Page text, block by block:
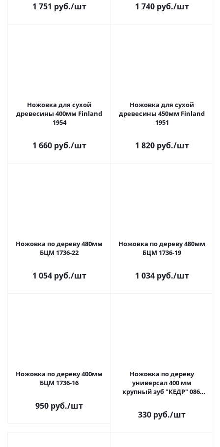
1 751 руб./шт 1 740 руб./шт
Ножовка для сухой
древесины 400мм Finland
1954
1 660 руб./шт
Ножовка для сухой
древесины 450мм Finland
1951
1 820 руб./шт
Ножовка по дереву 480мм
БЦМ 1736-22
1 054 руб./шт
Ножовка по дереву 480мм
БЦМ 1736-19
1 034 руб./шт
Ножовка по дереву 400мм
БЦМ 1736-16
950 руб./шт
Ножовка по дереву
универсал 400 мм
крупный зуб "КЕДР" 086-
330 руб./шт